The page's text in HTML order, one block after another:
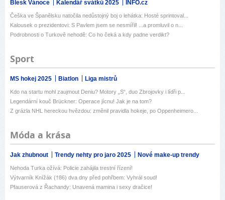
Blesk Vánoce Kalendář svátků 2025 INFO.cz
Češka ve Španělsku natočila nedůstojný boj o lehátka: Hosté sprintoval...
Kalousek o prezidentovi: S Pavlem jsem se nesmířil! ...a promluvil o n...
Podrobnosti o Turkově nehodě: Co ho čeká a kdy padne verdikt?
Sport
MS hokej 2025 Biatlon Liga mistrů
Kdo na startu mohl zaujmout Deniu? Motory „S“, duo Zbrojovky i lídři p...
Legendární kouč Brückner: Operace jícnu! Jak je na tom?
Z grázla NHL hereckou hvězdou: změnil pravidla hokeje, po Oppenheimero...
Móda a krása
Jak zhubnout Trendy nehty pro jaro 2025 Nové make-up trendy
Nehoda Turka ožívá: Policie zahájila trestní řízení!
Výtvarník Knížák (†86) dva dny před pohřbem: Vyhrál soud!
Pfauserová z Řachandy: Unavená mamina i sexy dračice!